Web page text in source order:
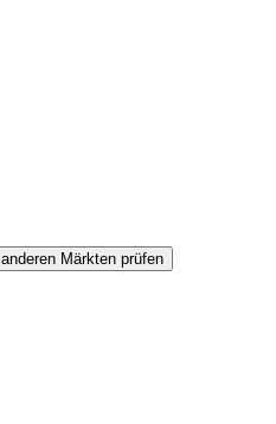
Märkten prüfen